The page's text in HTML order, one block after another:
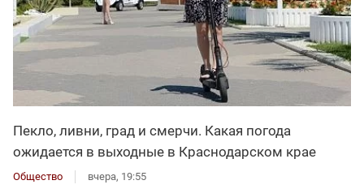
Пекло, ливни, град и смерчи. Какая погода
ожидается в выходные в Краснодарском крае
Общество вчера, 19:55